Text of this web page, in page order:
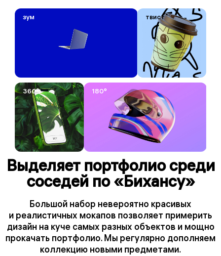
зум твист
360° 180°
Выделяет портфолио среди
соседей по «Бихансу»
Большой набор невероятно красивых
и реалистичных мокапов позволяет примерить
дизайн на куче самых разных объектов и мощно
прокачать портфолио. Мы регулярно дополняем
коллекцию новыми предметами.